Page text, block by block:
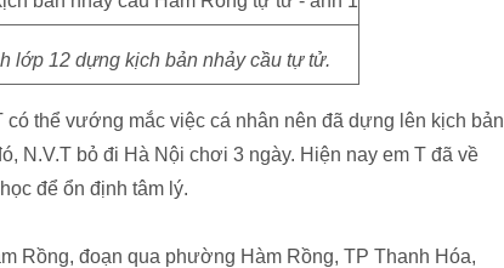
lớp 12 dựng kịch bản nhảy cầu tự tử.
thể vướng mắc việc cá nhân nên đã dựng lên kịch bản
N.V.T bỏ đi Hà Nội chơi 3 ngày. Hiện nay em T đã về
để ổn định tâm lý.
Rồng, đoạn qua phường Hàm Rồng, TP Thanh Hóa,